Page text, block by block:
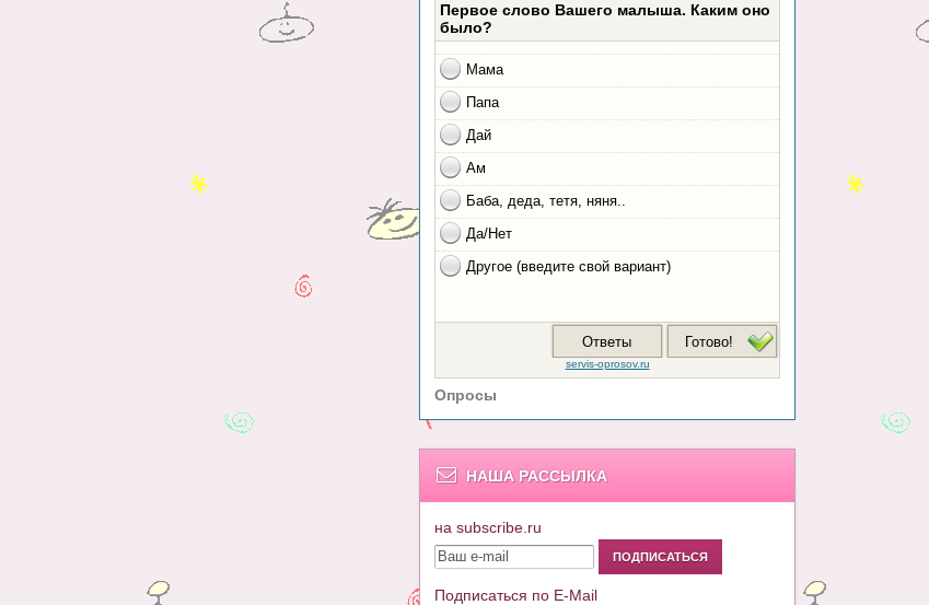
Опросы
НАША РАССЫЛКА
на subscribe.ru
Подписаться по E-Mail